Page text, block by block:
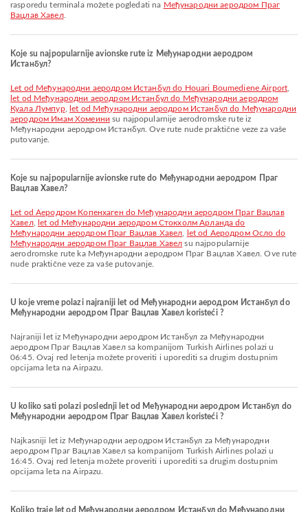
rasporedu terminala možete pogledati na Међународни аеродром Праг
Вацлав Хавел.
Koje su najpopularnije avionske rute iz Међународни аеродром
Истанбул?
let od Међународни аеродром Истанбул do Houari Boumediene Airport
let od Међународни аеродром Истанбул do Међународни аеродром
Куала Лумпур,
let od Међународни аеродром Истанбул do Међународни
аеродром Имам Хомеини su najpopularnije aerodromske rute iz
Међународни аеродром Истанбул. Ove rute nude praktične veze za vaše
putovanje.
Koje su najpopularnije avionske rute do Међународни аеродром Праг
Вацлав Хавел?
let od Аеродром Копенхаген do Међународни аеродром Праг Вацлав
Хавел,
let od Међународни аеродром Стокхолм Арланда do
Међународни аеродром Праг Вацлав Хавел
let od Aеродром Осло do
Међународни аеродром Праг Вацлав Хавел su najpopularnije
aerodromske rute ka Међународни аеродром Праг Вацлав Хавел. Ove rute
nude praktične veze za vaše putovanje.
U koje vreme polazi najraniji let od Међународни аеродром Истанбул do
Међународни аеродром Праг Вацлав Хавел koristeći ?
Najraniji let iz Међународни аеродром Истанбул za Међународни
аеродром Праг Вацлав Хавел sa kompanijom Turkish Airlines polazi u
06:45. Ovaj red letenja možete proveriti i uporediti sa drugim dostupnim
opcijama leta na Airpazu.
U koliko sati polazi poslednji let od Међународни аеродром Истанбул do
Међународни аеродром Праг Вацлав Хавел koristeći ?
Najkasniji let iz Међународни аеродром Истанбул za Међународни
аеродром Праг Вацлав Хавел sa kompanijom Turkish Airlines polazi u
16:45. Ovaj red letenja možete proveriti i uporediti sa drugim dostupnim
opcijama leta na Airpazu.
Koliko traje let od Међународни аеродром Истанбул do Међународни